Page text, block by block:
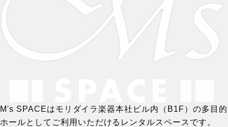
M's SPACEはモリダイラ楽器本社ビル内（B1F）の多目的
ホールとしてご利用いただけるレンタルスペースです。